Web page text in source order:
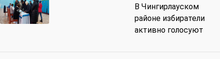
В Чингирлауском
районе избиратели
активно голосуют